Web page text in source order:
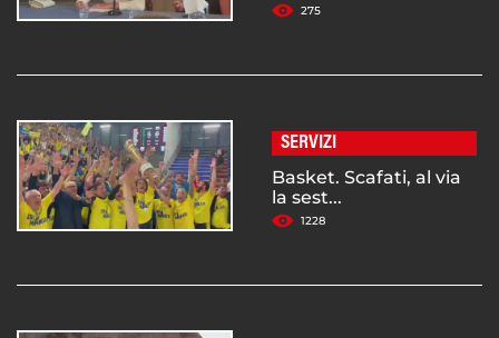
275
SERVIZI
Basket. Scafati, al via
la sest...
1228